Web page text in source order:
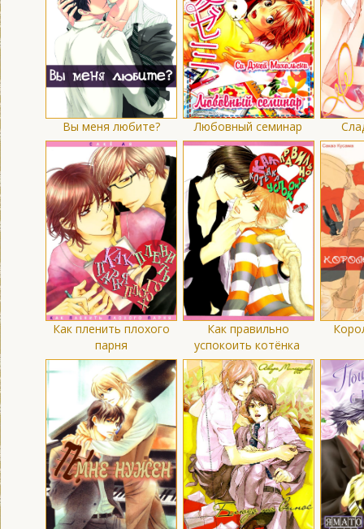
Вы меня любите? Любовный семинар
Как пленить плохого
парня
Как правильно
успокоить котёнка